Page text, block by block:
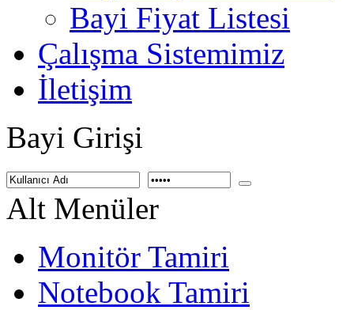
Bayi Fiyat Listesi
Çalışma Sistemimiz
İletişim
Bayi Girişi
Alt Menüler
Monitör Tamiri
Notebook Tamiri